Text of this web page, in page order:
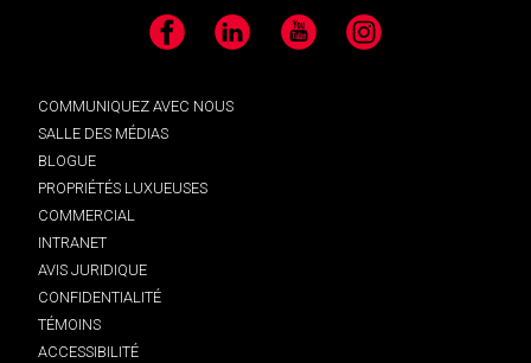
Facebook LinkedIn YouTube Instagram
COMMUNIQUEZ AVEC NOUS
SALLE DES MÉDIAS
BLOGUE
PROPRIÉTÉS LUXUEUSES
COMMERCIAL
INTRANET
AVIS JURIDIQUE
CONFIDENTIALITÉ
TÉMOINS
ACCESSIBILITÉ